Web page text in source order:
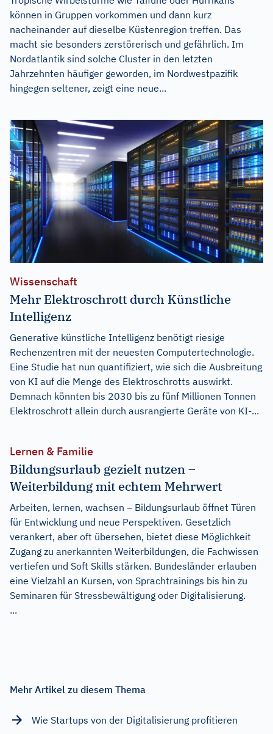
können in Gruppen vorkommen und dann kurz
nacheinander auf dieselbe Küstenregion treffen. Das
macht sie besonders zerstörerisch und gefährlich. Im
Nordatlantik sind solche Cluster in den letzten
Jahrzehnten häufiger geworden, im Nordwestpazifik
hingegen seltener, zeigt eine neue...
Wissenschaft
Mehr Elektroschrott durch Künstliche
Intelligenz
Generative künstliche Intelligenz benötigt riesige
Rechenzentren mit der neuesten Computertechnologie.
Eine Studie hat nun quantifiziert, wie sich die Ausbreitung
von KI auf die Menge des Elektroschrotts auswirkt.
Demnach könnten bis 2030 bis zu fünf Millionen Tonnen
Elektroschrott allein durch ausrangierte Geräte von KI-...
Lernen & Familie
Bildungsurlaub gezielt nutzen –
Weiterbildung mit echtem Mehrwert
Arbeiten, lernen, wachsen – Bildungsurlaub öffnet Türen
für Entwicklung und neue Perspektiven. Gesetzlich
verankert, aber oft übersehen, bietet diese Möglichkeit
Zugang zu anerkannten Weiterbildungen, die Fachwissen
vertiefen und Soft Skills stärken. Bundesländer erlauben
eine Vielzahl an Kursen, von Sprachtrainings bis hin zu
Seminaren für Stressbewältigung oder Digitalisierung.
...
Mehr Artikel zu diesem Thema
Wie Startups von der Digitalisierung profitieren